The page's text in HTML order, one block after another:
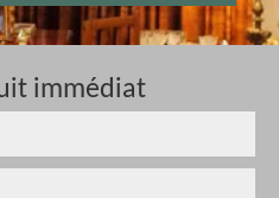
immédiat